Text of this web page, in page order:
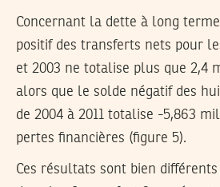
Concernant la dette à long terme
positif des transferts nets pour
et 2003 ne totalise plus que 2,4
alors que le solde négatif des
de 2004 à 2011 totalise -5,863
pertes financières (figure 5).
Ces résultats sont bien différents